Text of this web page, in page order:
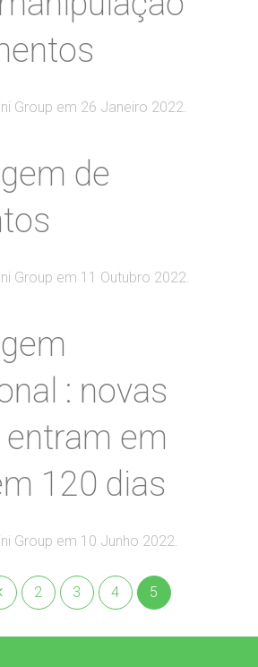
Group em 26 Janeiro 2022.
de
Group em 11 Outubro 2022.
: novas
em
120 dias
Group em 10 Junho 2022.
2 3 4 5